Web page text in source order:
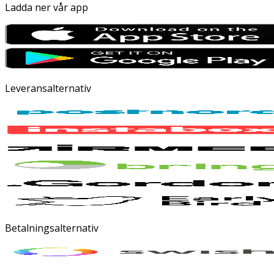
Ladda ner vår app
Leveransalternativ
Betalningsalternativ